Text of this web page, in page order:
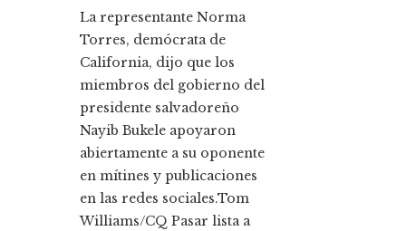
La representante Norma
Torres, demócrata de
California, dijo que los
miembros del gobierno del
presidente salvadoreño
Nayib Bukele apoyaron
abiertamente a su oponente
en mítines y publicaciones
en las redes sociales.Tom
Williams/CQ Pasar lista a